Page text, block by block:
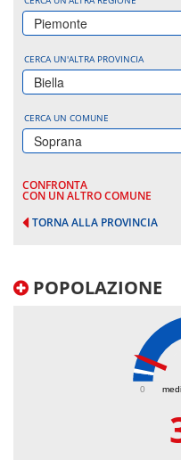
Piemonte
CERCA UN'ALTRA PROVINCIA
Biella
CERCA UN COMUNE
Soprana
CONFRONTA
CON UN ALTRO COMUNE
TORNA ALLA PROVINCIA
POPOLAZIONE
0